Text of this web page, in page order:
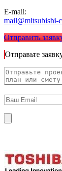
E-mail:
mail@mitsubishi-
Отправить
Отправьте